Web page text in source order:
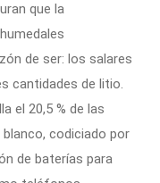
que la
de ser: los salares
cantidades de litio.
el 20,5 % de las
codiciado por
de baterías para